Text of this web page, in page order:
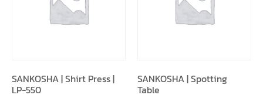
SANKOSHA | Shirt Press |
LP-550
SANKOSHA | Spotting
Table